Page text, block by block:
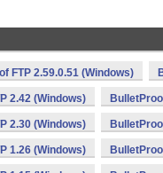
FTP 2.59.0.51 (Windows)
2.42 (Windows)
2.30 (Windows)
1.26 (Windows)